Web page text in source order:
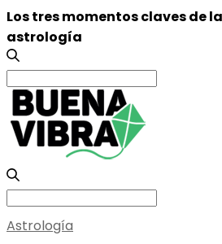
Los tres momentos claves de
astrología
Search
for:
Search
Astrología